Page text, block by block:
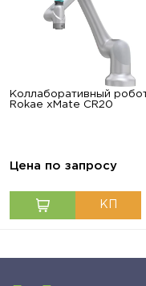
Коллаборативный
Rokae xMate CR20
Цена по запросу